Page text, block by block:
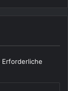
Erforderliche